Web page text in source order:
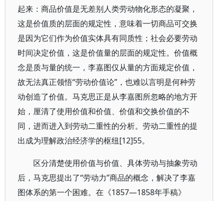
起来：商品价值是无差别人类劳动物化形态的凝聚，
这是价值质的层面的规定性，意味着一切商品可交换
是因为它们作为价值实体具有同质性；社会必要劳动
时间决定价值，这是价值量的层面的规定性。价值概
念是质与量的统一，李嘉图仅从量的方面规定价值，
故无法真正领悟“劳动价值论”，也难以言明是何种劳
动创造了价值。马克思正是从李嘉图所忽略的地方开
始，厘清了使用价值和价值、价值和交换价值的不
同，进而进入到劳动二重性的分析。劳动二重性的提
出成为理解政治经济学的枢纽[12]55。
区分清楚使用价值与价值、具体劳动与抽象劳动
后，马克思提出了“劳动力”商品的概念，解决了李嘉
图体系的第一个困难。在《1857—1858年手稿》